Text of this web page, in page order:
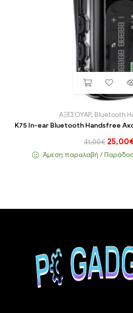
ΑΞΕΣΟΥΑΡ, Bluetooth
K75 In-ear Bluetooth Handsfree
31,00€ 25,00
Άμεση παραλαβή /